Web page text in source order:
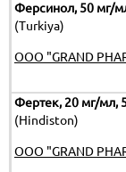
Ферсинол, 50 мг/
(Turkiya)
OOO "GRAND
Фертек, 20 мг/мл,
(Hindiston)
OOO "GRAND